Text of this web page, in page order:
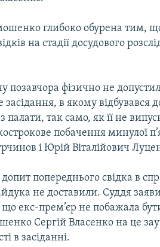
глибоко обурена тим, що
на стадії досудового
позавчора фізично не
засідання, в якому відбувався
палати, так само, як її не
побачення минулої
і Юрій Віталійович
попереднього свідка в
не доставили. Суддя
екс-прем’єр не побажала
Сергій Власенко на це
в засіданні.